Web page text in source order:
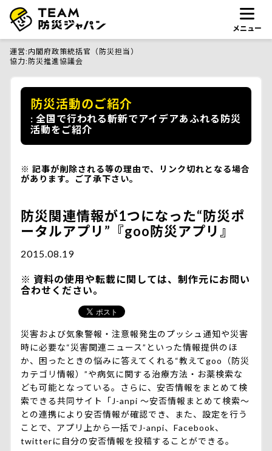
メニュー
運営 内閣府政策統括官（防災担当）
協力 防災推進協議会
防災活動のご紹介
全国で行われる斬新でアイデアあふれる防災
活動をご紹介
記事が削除される等の理由で、リンク切れとなる場合
があります。ご了承下さい。
防災関連情報が1つになった“防災ポ
ータルアプリ”『goo防災アプリ』
2015.08.19
資料の使用や転載に関しては、制作元にお問い
合わせください。
災害および気象警報・注意報発生のプッシュ通知や災害
時に必要な“災害関連ニュース”といった情報提供のほ
か、困ったときの悩みに答えてくれる“教えてgoo（防災
カテゴリ情報）”や病気に関する治療方法・お薬検索な
ども可能となっている。さらに、安否情報をまとめて検
索できる共同サイト「J-anpi ～安否情報まとめて検索～
との連携により安否情報が確認でき、また、設定を行う
ことで、アプリ上から一括でJ-anpi、Facebook、
twitterに自分の安否情報を投稿することができる。